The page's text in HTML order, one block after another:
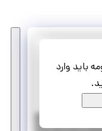
باید وارد
جزئیات بیشتر